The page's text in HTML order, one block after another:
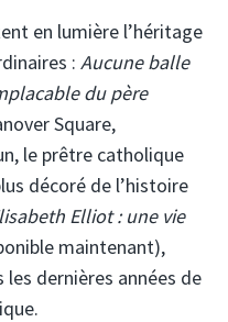
en lumière l’héritage
: Aucune balle
du père
Square,
le prêtre catholique
décoré de l’histoire
Elliot : une vie
maintenant),
dernières années de